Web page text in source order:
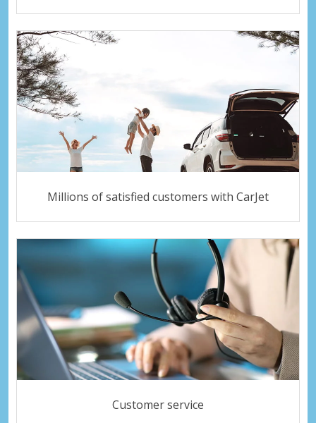
Millions of satisfied customers with CarJet
Customer service